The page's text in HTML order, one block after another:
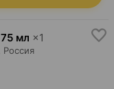
75 мл ×1
, Россия